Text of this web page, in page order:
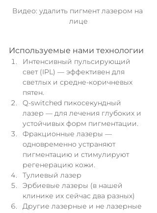
Видео: удалить пигмент лазером на
лице
Используемые нами технологии
Интенсивный пульсирующий
свет (IPL) — эффективен для
светлых и средне-коричневых
пятен.
Q-switched пикосекундный
лазер — для лечения глубоких и
устойчивых форм пигментации.
Фракционные лазеры —
одновременно устраняют
пигментацию и стимулируют
регенерацию кожи.
Тулиевый лазер
Эрбиевые лазеры (в нашей
клинике их сейчас два разных)
Другие лазерные и не лазерные